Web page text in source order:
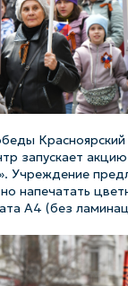
Красноярский
запускает
Учреждение
напечатать
А4 (без